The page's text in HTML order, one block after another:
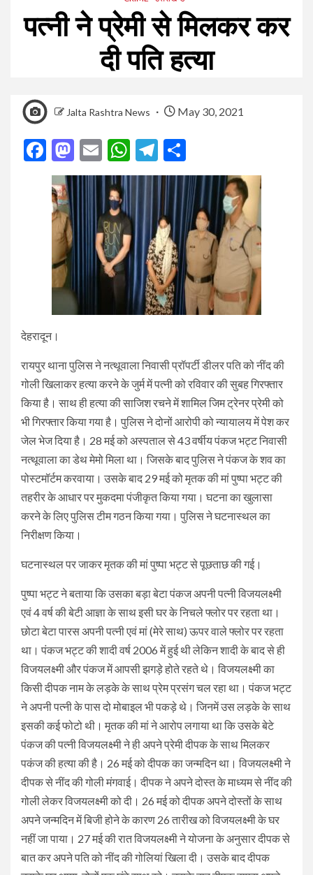
पत्नी ने प्रेमी से मिलकर कर
दी पति हत्या
Jalta Rashtra News May 30, 2021
Facebook
Mastodon
EmailWhatsApp
Telegram
देहरादून।
रायपुर थाना पुलिस ने नत्थूवाला निवासी प्रॉपर्टी डीलर पति को नींद की
गोली खिलाकर हत्या करने के जुर्म में पत्नी को रविवार की सुबह गिरफ्तार
किया है। साथ ही हत्या की साजिश रचने में शामिल जिम ट्रेनर प्रेमी को
भी गिरफ्तार किया गया है। पुलिस ने दोनों आरोपी को न्यायालय में पेश कर
जेल भेज दिया है। 28 मई को अस्पताल से 43 वर्षीय पंकज भट्ट निवासी
नत्थूवाला का डेथ मेमो मिला था। जिसके बाद पुलिस ने पंकज के शव का
पोस्टमॉर्टम करवाया। उसके बाद 29 मई को मृतक की मां पुष्पा भट्ट की
तहरीर के आधार पर मुकदमा पंजीकृत किया गया। घटना का खुलासा
करने के लिए पुलिस टीम गठन किया गया। पुलिस ने घटनास्थल का
निरीक्षण किया।
घटनास्थल पर जाकर मृतक की मां पुष्पा भट्ट से पूछताछ की गई।
पुष्पा भट्ट ने बताया कि उसका बड़ा बेटा पंकज अपनी पत्नी विजयलक्ष्मी
एवं 4 वर्ष की बेटी आज्ञा के साथ इसी घर के निचले फ्लोर पर रहता था।
छोटा बेटा पारस अपनी पत्नी एवं मां (मेरे साथ) ऊपर वाले फ्लोर पर रहता
था। पंकज भट्ट की शादी वर्ष 2006 में हुई थी लेकिन शादी के बाद से ही
विजयलक्ष्मी और पंकज में आपसी झगड़े होते रहते थे। विजयलक्ष्मी का
किसी दीपक नाम के लड़के के साथ प्रेम प्रसंग चल रहा था। पंकज भट्ट
ने अपनी पत्नी के पास दो मोबाइल भी पकड़े थे। जिनमें उस लड़के के साथ
इसकी कई फोटो थी। मृतक की मां ने आरोप लगाया था कि उसके बेटे
पंकज की पत्नी विजयलक्ष्मी ने ही अपने प्रेमी दीपक के साथ मिलकर
पकंज की हत्या की है। 26 मई को दीपक का जन्मदिन था। विजयलक्ष्मी ने
दीपक से नींद की गोली मंगवाई। दीपक ने अपने दोस्त के माध्यम से नींद की
गोली लेकर विजयलक्ष्मी को दी। 26 मई को दीपक अपने दोस्तों के साथ
अपने जन्मदिन में बिजी होने के कारण 26 तारीख को विजयलक्ष्मी के घर
नहीं जा पाया। 27 मई की रात विजयलक्ष्मी ने योजना के अनुसार दीपक से
बात कर अपने पति को नींद की गोलियां खिला दी। उसके बाद दीपक